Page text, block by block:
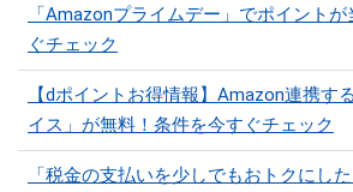
「Amazonプライムデー」でポイント
ぐチェック
【dポイントお得情報】Amazon連携す
イス」が無料！条件を今すぐチェック
「税金の支払いを少しでもおトクにし